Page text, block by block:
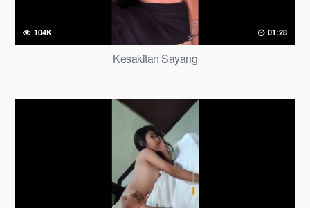
104K 01:28
Kesakitan Sayang